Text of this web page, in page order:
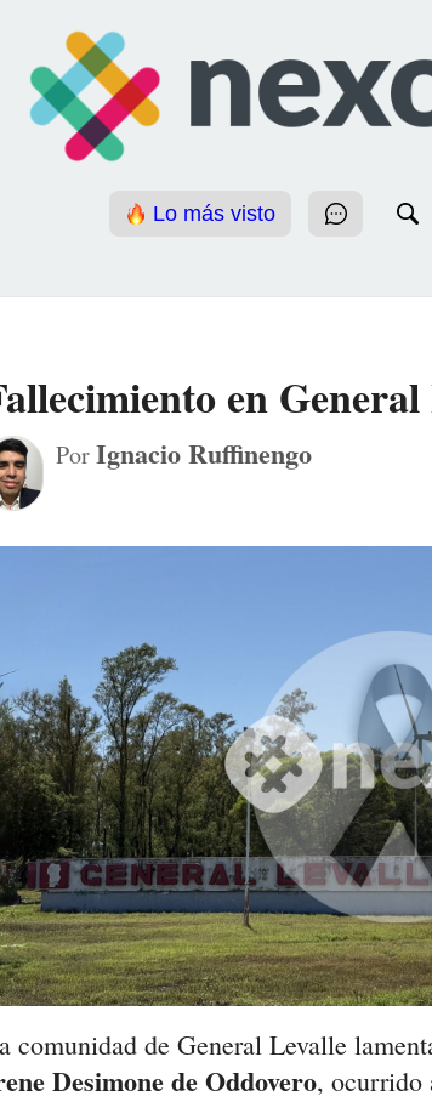
Lo más visto
en
PorIgnacio Ruffinengo
comunidad de General Levalle
Desimone de Oddovero, ocurrido